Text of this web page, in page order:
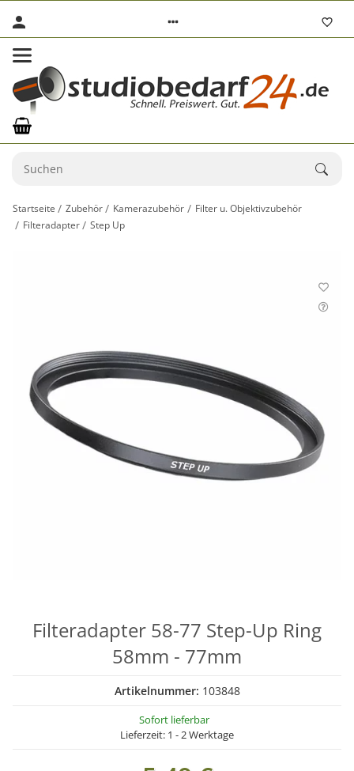
Startseite Zubehör Kamerazubehör
Filter u. Objektivzubehör
Filteradapter
Step Up
Filteradapter 58-77 Step-Up Ring
58mm - 77mm
Artikelnummer: 103848
Sofort lieferbar
Lieferzeit: 1 - 2 Werktage